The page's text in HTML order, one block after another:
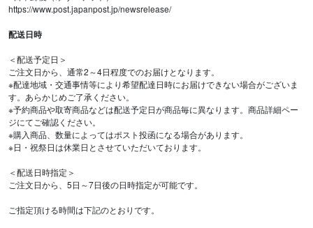
https://www.post.japanpost.jp/newsrelease/
配送日時
＜配送予定日＞
ご注文日から、通常2～4日程度でのお届けとなります。
※配達地域・交通事情等により希望配達日時にお届けできない場合がございま
す。あらかじめご了承ください。
※予約商品や取寄商品などは配送予定日が商品毎に異なります。商品詳細ペー
ジにてご確認ください。
※購入商品、数量によってはポスト投函になる場合があります。
※日・祝祭日は休業日とさせていただいております。
＜配送日時指定＞
ご注文日から、5日～7日後の日時指定が可能です。
ご指定頂ける時間は下記のとおりです。